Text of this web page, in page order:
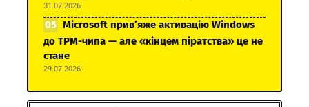
31.07.2026
Microsoft прив’яже активацію Windows
до TPM-чипа — але «кінцем піратства» це не
стане
29.07.2026